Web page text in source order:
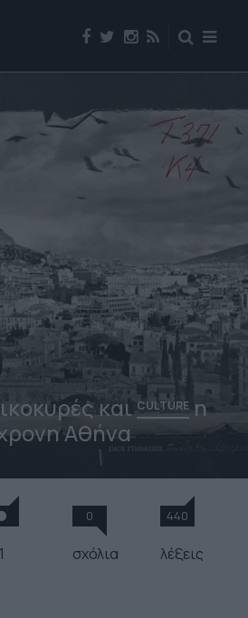
και CULTUREη
Αθήνα
1
0
σχόλια
440
λέξεις